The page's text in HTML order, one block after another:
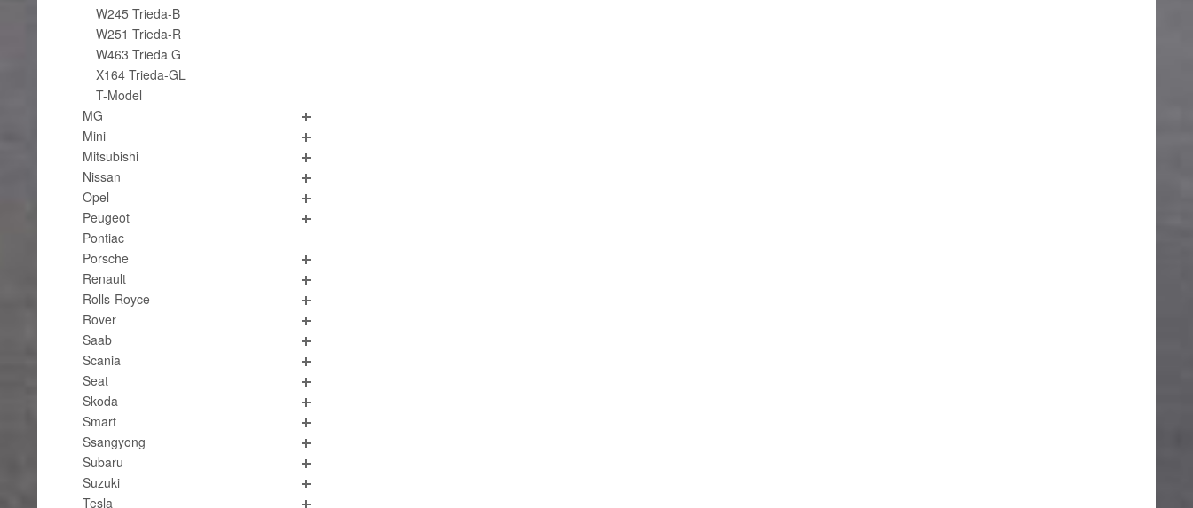
W245 Trieda-B
W251 Trieda-R
W463 Trieda G
X164 Trieda-GL
T-Model
MG
Mini
Mitsubishi
Nissan
Opel
Peugeot
Pontiac
Porsche
Renault
Rolls-Royce
Rover
Saab
Scania
Seat
Škoda
Smart
Ssangyong
Subaru
Suzuki
Tesla